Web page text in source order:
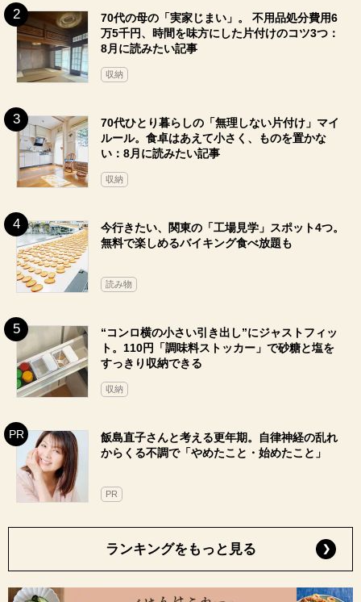
70代の母の「実家じまい」。 不用品処分費用6
万5千円、時間を味方にした片付けのコツ3つ：
8月に読みたい記事
収納
70代ひとり暮らしの「無理しない片付け」マイ
ルール。食卓はあえて小さく、ものを置かな
い：8月に読みたい記事
収納
今行きたい、関東の「工場見学」スポット4つ。
無料で楽しめるバイキング食べ放題も
読み物
“コンロ横の小さい引き出し”にジャストフィッ
ト。110円「調味料ストッカー」で砂糖と塩を
すっきり収納できる
収納
飯島直子さんと考える更年期。自律神経の乱れ
からくる不調で「やめたこと・始めたこと」
PR
ランキングをもっと見る